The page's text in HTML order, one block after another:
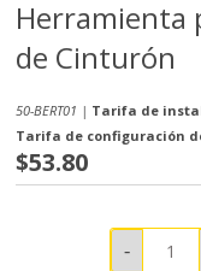
Herramienta
de Cinturón
50-BERT01 | Tarifa de
Tarifa de configuración
$53.80